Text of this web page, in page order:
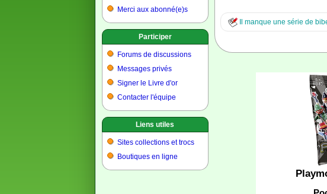
Merci aux abonné(e)s
Participer
Forums de discussions
Messages privés
Signer le Livre d'or
Contacter l'équipe
Liens utiles
Sites collections et trocs
Boutiques en ligne
Il manque une série de